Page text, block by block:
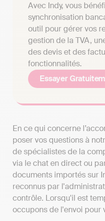
Avec Indy, vous
synchronisation
outil pour gérer vos
gestion de la TVA,
des devis et des
fonctionnalités.
Essayer
En ce qui concerne
poser vos questions à
de spécialistes de la
via le chat en direct ou
documents importés sur
reconnus par
contrôle. Lorsqu'il est
occupons de l'envoi pour